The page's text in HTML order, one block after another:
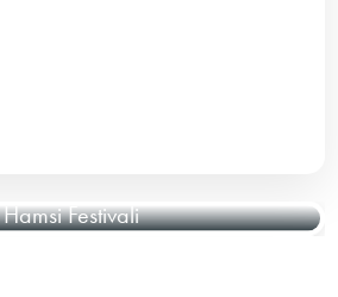
Hamsi Festivali